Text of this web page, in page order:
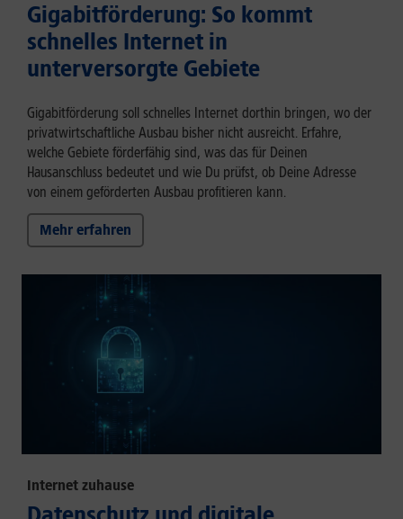
Gigabitförderung: So kommt
schnelles Internet in
unterversorgte Gebiete
Gigabitförderung soll schnelles Internet dorthin bringen, wo der
privatwirtschaftliche Ausbau bisher nicht ausreicht. Erfahre,
welche Gebiete förderfähig sind, was das für Deinen
Hausanschluss bedeutet und wie Du prüfst, ob Deine Adresse
von einem geförderten Ausbau profitieren kann.
Mehr erfahren
Internet zuhause